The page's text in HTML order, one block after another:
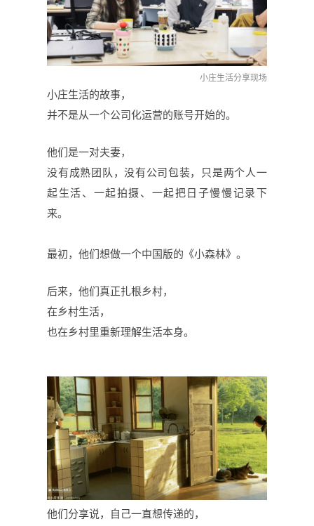
小庄生活分享现场
小庄生活的故事，
并不是从一个公司化运营的账号开始的。
他们是一对夫妻，
没有成熟团队，没有公司包装，只是两个人一
起生活、一起拍摄、一起把日子慢慢记录下
来。
最初，他们想做一个中国版的《小森林》。
后来，他们真正扎根乡村，
在乡村生活，
也在乡村里重新理解生活本身。
他们分享说，自己一直想传递的，